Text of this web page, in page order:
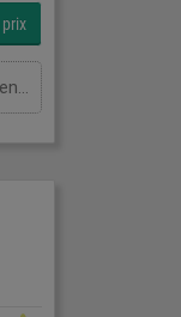
Polar - Blast Chiller/Freezer CK640In StockSpecificationDetailManufacturer PolarModel CK640Phase Single PhaseLength(mm) 640Width(mm) 670Height(mm) 400